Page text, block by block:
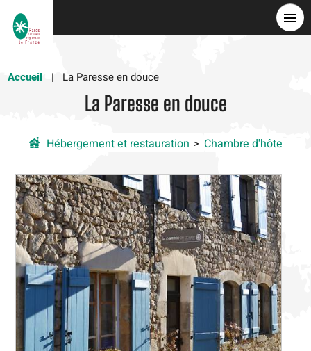
Accueil
La Paresse en douce
La Paresse en douce
Hébergement et restauration Chambre d'hôte